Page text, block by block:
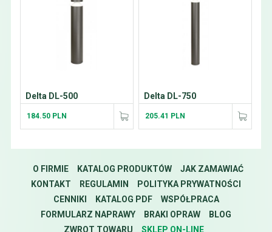
Delta DL-500
184.50 PLN
Delta DL-750
205.41 PLN
O FIRMIE KATALOG PRODUKTÓW
JAK ZAMAWIAĆ
KONTAKT
REGULAMIN
POLITYKA PRYWATNOŚCI
CENNIKI
KATALOG PDF
WSPÓŁPRACA
FORMULARZ NAPRAWY
BRAKI OPRAW
BLOG
ZWROT TOWARU
SKLEP ON-LINE